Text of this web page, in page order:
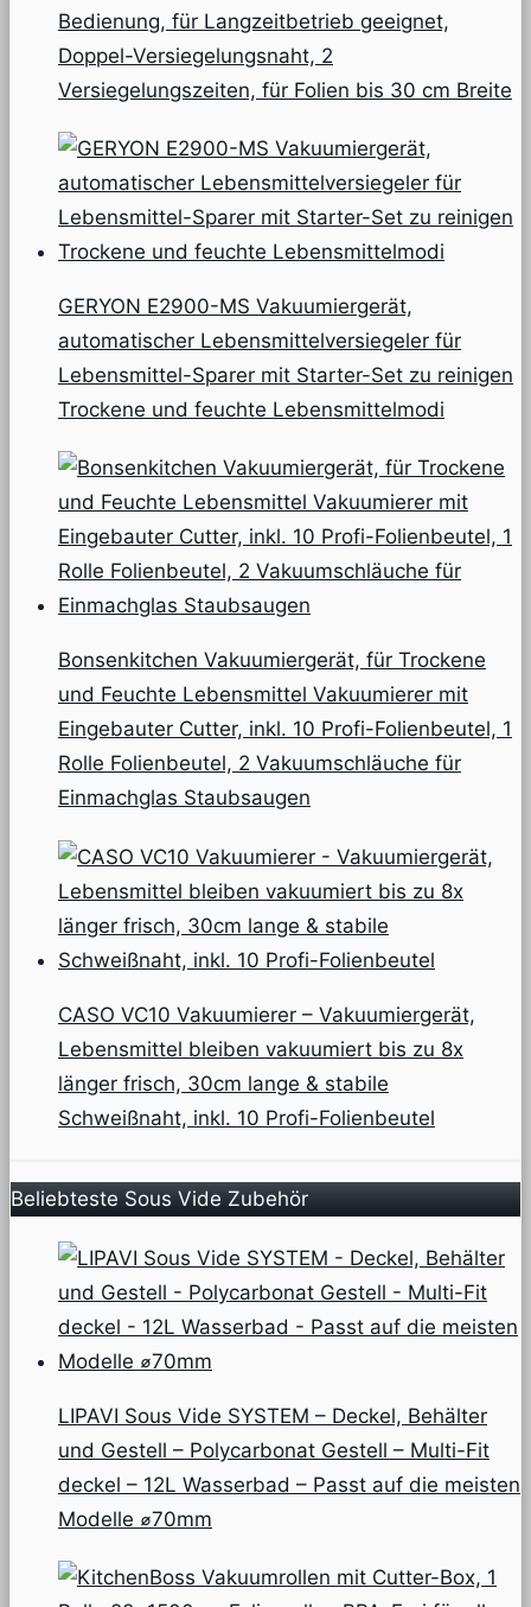
Bedienung, für Langzeitbetrieb geeignet,
Doppel-Versiegelungsnaht, 2
Versiegelungszeiten, für Folien bis 30 cm Breite
GERYON E2900-MS Vakuumiergerät,
automatischer Lebensmittelversiegeler für
Lebensmittel-Sparer mit Starter-Set zu reinigen
Trockene und feuchte Lebensmittelmodi
Bonsenkitchen Vakuumiergerät, für Trockene
und Feuchte Lebensmittel Vakuumierer mit
Eingebauter Cutter, inkl. 10 Profi-Folienbeutel, 1
Rolle Folienbeutel, 2 Vakuumschläuche für
Einmachglas Staubsaugen
CASO VC10 Vakuumierer – Vakuumiergerät,
Lebensmittel bleiben vakuumiert bis zu 8x
länger frisch, 30cm lange & stabile
Schweißnaht, inkl. 10 Profi-Folienbeutel
Beliebteste Sous Vide Zubehör
LIPAVI Sous Vide SYSTEM – Deckel, Behälter
und Gestell – Polycarbonat Gestell – Multi-Fit
deckel – 12L Wasserbad – Passt auf die meisten
Modelle ⌀70mm